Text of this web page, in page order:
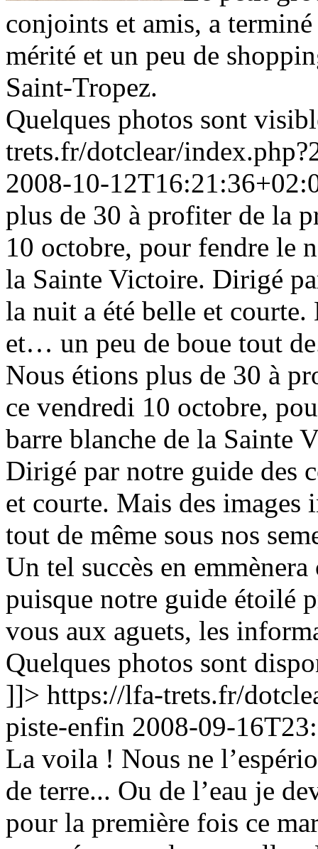
conjoints et amis, a
mérité et un peu de
Saint-Tropez.
Quelques photos sont
trets.fr/dotclear/
2008-10-
plus de 30 à profiter de la
10 octobre, pour fendre le
la Sainte Victoire. Dirigé
la nuit a été belle et
et… un peu de boue tout
Nous étions plus de 30 à
ce vendredi 10 octobre,
barre blanche de la Sainte
Dirigé par notre guide des
et courte. Mais des
tout de même sous nos
Un tel succès en
puisque notre guide étoilé
vous aux aguets, les
Quelques photos sont
]]> https://lfa-trets.fr/
piste-enfin 2008-09-
La voila ! Nous ne
de terre... Ou de l’eau je
pour la première fois ce